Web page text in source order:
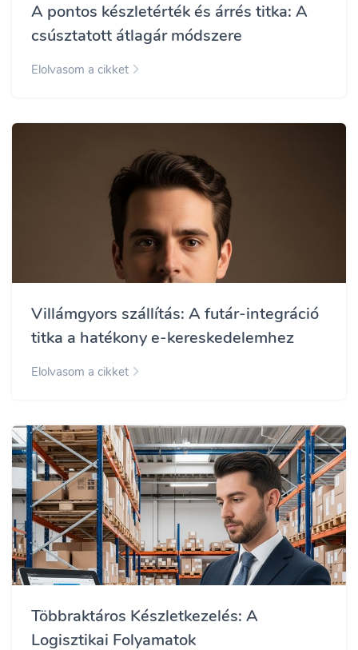
A pontos készletérték és árrés titka: A
csúsztatott átlagár módszere
Elolvasom a cikket
Villámgyors szállítás: A futár-integráció
titka a hatékony e-kereskedelemhez
Elolvasom a cikket
Többraktáros Készletkezelés: A
Logisztikai Folyamatok